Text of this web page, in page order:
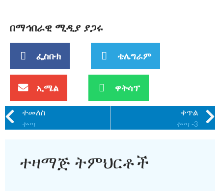
በማኅበራዊ ሚዲያ ያጋሩ
ፌስቡክ ቴሌግራም
ኢሜል ዋትሳፕ
ተመለስ
ቍጣ
ቀጥል
ቍጣ -3
ተዛማጅ ትምህርቶች